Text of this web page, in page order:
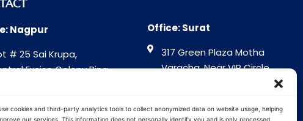
cookies and third-party analytics tools to collect anonymized data on website usage, helping
our services. This information does not personally identify you and is only processed
Nagpur
# 25 Sai Krupa,
Excise Colony Ring
Office: Surat
317 Green Plaza Motha
Varacha, Near VIP Circle